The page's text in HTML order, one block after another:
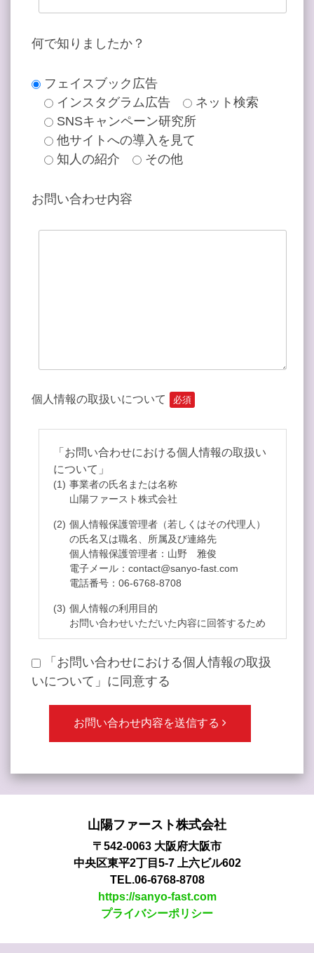
何で知りましたか？
フェイスブック広告
インスタグラム広告
ネット検索
SNSキャンペーン研究所
他サイトへの導入を見て
知人の紹介
その他
お問い合わせ内容
個人情報の取扱いについて 必須
「お問い合わせにおける個人情報の取扱い
について」
事業者の氏名または名称
山陽ファースト株式会社
個人情報保護管理者（若しくはその代理人）
の氏名又は職名、所属及び連絡先
個人情報保護管理者：山野 雅俊
電子メール：contact@sanyo-fast.com
電話番号：06-6768-8708
個人情報の利用目的
お問い合わせいただいた内容に回答するため
取得した個人情報は法令等による場合を除い
て第三者に提供することはありません。
個人情報の取扱いの委託について
当社の安全管理基準に基づいて評価した委託
先に委託します。
個人情報を与えることは任意です。個人情報
性があります。
開示対象個人情報の開示等および問い合わせ
窓口について
ご本人からの求めにより、当社が保有する開
示対象個人情報に関する開示、利用目的の通
知、内容の訂正・追加または削除、利用停
止、消去および第三者提供の停止(以下、開示
開示等に応ずる窓口は、下記「当社の個人情
「お問い合わせにおける個人情報の取扱
いについて」に同意する
山陽ファースト株式会社
〒542-0063 大阪府大阪市
中央区東平2丁目5-7 上六ビル602
TEL.06-6768-8708
https://sanyo-fast.com
プライバシーポリシー